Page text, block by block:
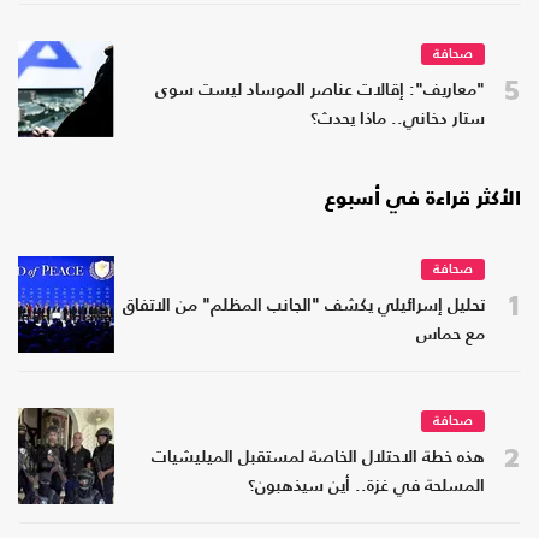
5
صحافة
"معاريف": إقالات عناصر الموساد ليست سوى
ستار دخاني.. ماذا يحدث؟
الأكثر قراءة في أسبوع
1
صحافة
تحليل إسرائيلي يكشف "الجانب المظلم" من الاتفاق
مع حماس
2
صحافة
هذه خطة الاحتلال الخاصة لمستقبل الميليشيات
المسلحة في غزة.. أين سيذهبون؟